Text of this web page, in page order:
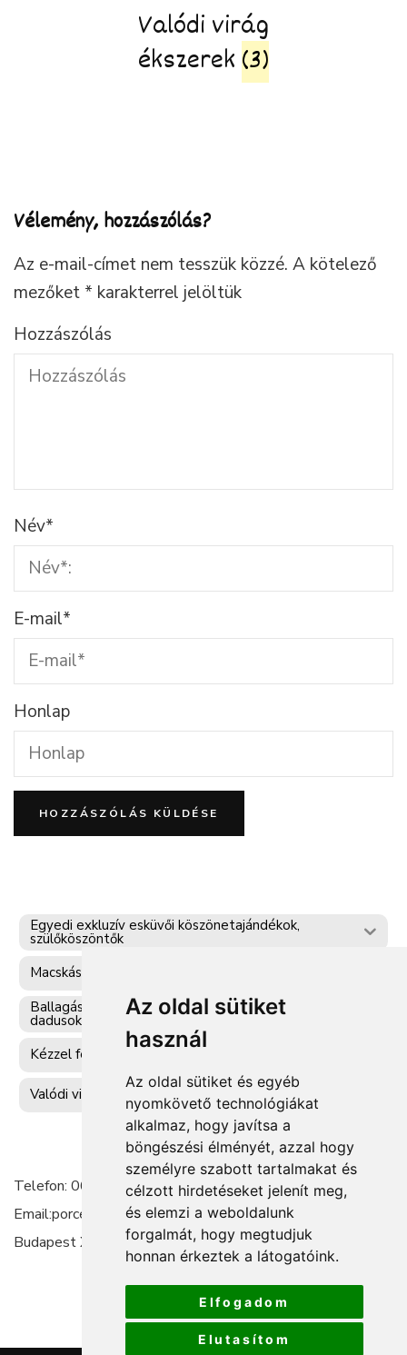
Az oldal sütiket
használ
Az oldal sütiket és egyéb
nyomkövető technológiákat
alkalmaz, hogy javítsa a
böngészési élményét, azzal hogy
személyre szabott tartalmakat és
célzott hirdetéseket jelenít meg,
és elemzi a weboldalunk
forgalmát, hogy megtudjuk
honnan érkeztek a látogatóink.
Elfogadom
Elutasítom
Valódi virág
ékszerek(3)
Vélemény, hozzászólás?
Az e-mail-címet nem tesszük közzé. A kötelező
mezőket * karakterrel jelöltük
Hozzászólás
Név*
E-mail*
Honlap
Egyedi exkluzív esküvői köszönetajándékok,
szülőköszöntők
Macskás kézzel festett porcelánok
Ballagási egyedi ajándék óvónőknek, tanároknak,
dadusoknak
Kézzel festett egyéb porcelánok
Valódi virág ékszerek
Telefon: 06-20-4795406 -
Email:porcelanfestes@gmail.com - Személyes átvétel:
Budapest XX kerület.